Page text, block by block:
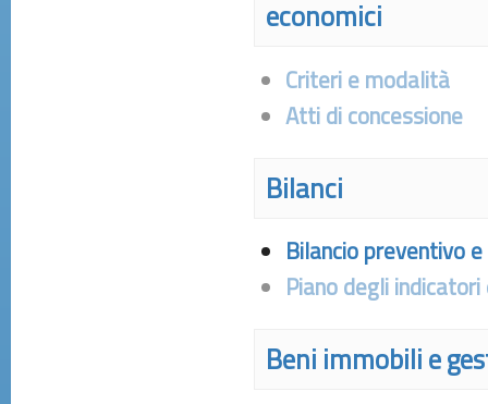
economici
Criteri e modalità
Atti di concessione
Bilanci
Bilancio preventivo
Piano degli
Beni immobili e